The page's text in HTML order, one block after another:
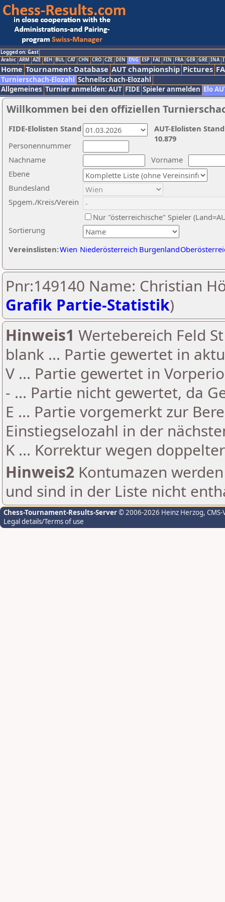
Logged on: Gast
Arabic ARM AZE BIH BUL CAT CHN CRO CZE DEN ENG ESP FAI FIN FRA GER GRE INA
Home Tournament-Database AUT championship Pictures
Turnierschach-Elozahl Schnellschach-Elozahl
Allgemeines Turnier anmelden: AUT FIDE Spieler anmelden Elo
Willkommen bei den offiziellen
Nachname
Vorname
Ebene
Sortierung
Personennummer
Bundesland
Spgem./Kreis/Verein
Nur "österreichische" Spieler
Vereinslisten:Wien Niederösterreich Burgenland
AUT-Elolisten
10.879
FIDE-Elolisten Stand
Pnr:149140 Name: Christian
Grafik Partie-Statistik)
Hinweis1 Wertebereich Feld
blank ... Partie gewertet in
V ... Partie gewertet in
- ... Partie nicht gewertet, da
E ... Partie vorgemerkt zur
Einstiegselozahl in der
K ... Korrektur wegen
Hinweis2 Kontumazen
und sind in der Liste nicht
Chess-Tournament-Results-Server© 2006-2026 Heinz Herzog,
Legal details/Terms of use